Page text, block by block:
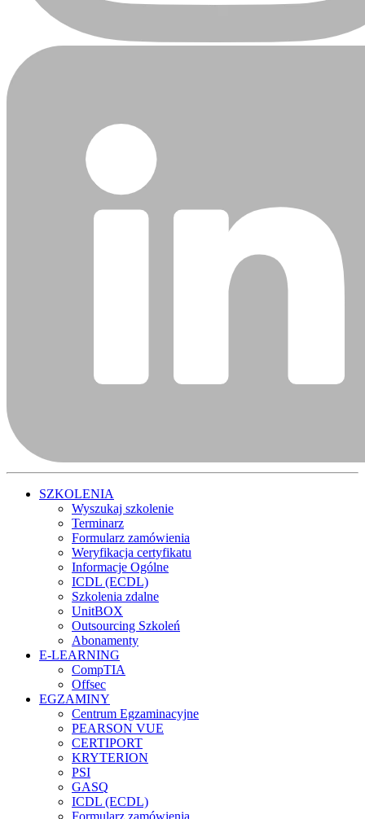
SZKOLENIA
Wyszukaj szkolenie
Terminarz
Formularz zamówienia
Weryfikacja certyfikatu
Informacje Ogólne
ICDL (ECDL)
Szkolenia zdalne
UnitBOX
Outsourcing Szkoleń
Abonamenty
E-LEARNING
CompTIA
Offsec
EGZAMINY
Centrum Egzaminacyjne
PEARSON VUE
CERTIPORT
KRYTERION
PSI
GASQ
ICDL (ECDL)
Formularz zamówienia